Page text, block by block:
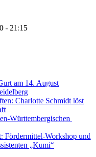
- 21:15
am 14. August
Charlotte Schmidt löst
Württembergischen
Fördermittel-Workshop und
„Kumi“